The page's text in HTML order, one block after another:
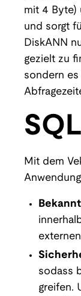
mit 4 Byte)
und sorgt
DiskANN
gezielt zu
sondern
Mit dem
sodass
greifen.